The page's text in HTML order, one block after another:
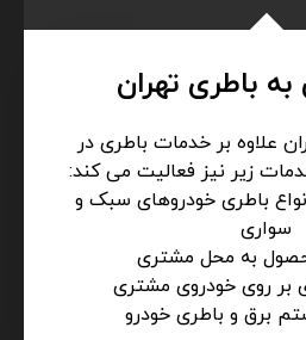
علاوه بر خدمات باطری در
زیر نیز فعالیت می کند:
باطری خودروهای سبک و
سواری